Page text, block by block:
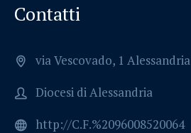
Contatti
via Vescovado, 1 Alessandria
Diocesi di Alessandria
http://C.F.%2096008520064